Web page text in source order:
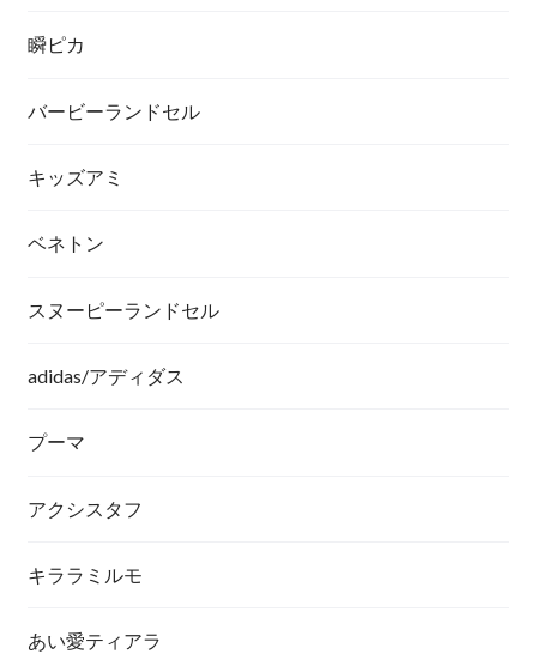
瞬ピカ
バービーランドセル
キッズアミ
ベネトン
スヌーピーランドセル
adidas/アディダス
プーマ
アクシスタフ
キララミルモ
あい愛ティアラ